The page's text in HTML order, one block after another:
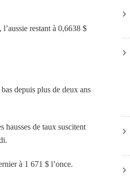
restant à 0,6638 $
depuis plus de deux ans
hausses de taux suscitent
à 1 671 $ l’once.